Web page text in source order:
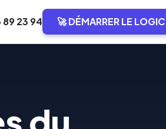
23 94 🚀 DÉMARRER LE
du